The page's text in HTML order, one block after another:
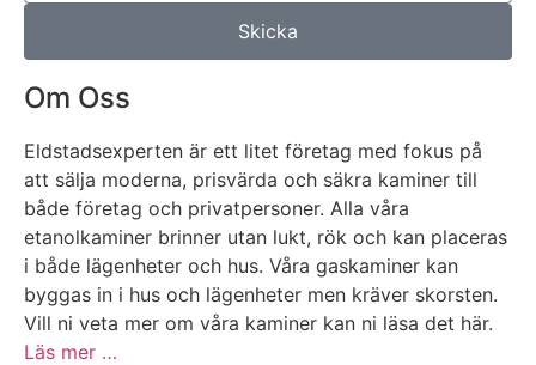
Skicka
Om Oss
Eldstadsexperten är ett litet företag med fokus på
att sälja moderna, prisvärda och säkra kaminer till
både företag och privatpersoner. Alla våra
etanolkaminer brinner utan lukt, rök och kan placeras
i både lägenheter och hus. Våra gaskaminer kan
byggas in i hus och lägenheter men kräver skorsten.
Vill ni veta mer om våra kaminer kan ni läsa det här.
Läs mer …